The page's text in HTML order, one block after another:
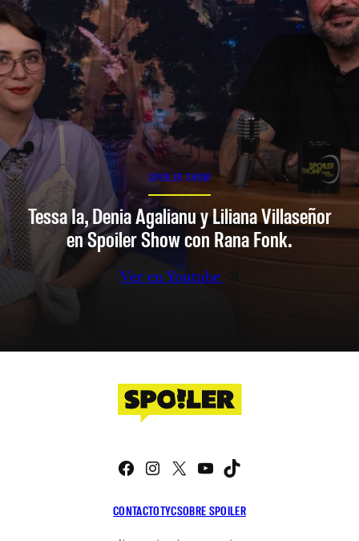
SPOILER SHOW
Tessa Ia, Denia Agalianu y Liliana Villaseñor
en Spoiler Show con Rana Fonk.
Ver en Youtube
CONTACTOTYCSOBRE SPOILER
Facebook
Instagram
X YouTube